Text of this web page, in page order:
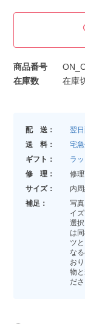
商品番号
在庫数
在庫
配 送： 翌
送 料：
宅
ギフト：
ラ
修 理：
修
サイズ：
内
補足：
写
イズ
選
は
ツ
な
お
物
ださ